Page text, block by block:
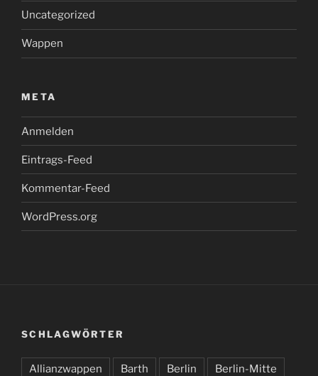
Uncategorized
Wappen
META
Anmelden
Eintrags-Feed
Kommentar-Feed
WordPress.org
SCHLAGWÖRTER
Allianzwappen Barth Berlin Berlin-Mitte